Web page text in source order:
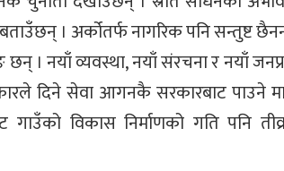
। अर्कोतर्फ नागरिक पनि सन्तुष्ट
। नयाँ व्यवस्था, नयाँ संरचना र नयाँ
दिने सेवा आगनकै सरकारबाट पाउने
गाउँको विकास निर्माणको गति पनि